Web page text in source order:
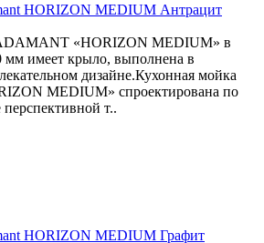
HORIZON MEDIUM Антрацит
«HORIZON MEDIUM» в
мм имеет крыло, выполнена в
дизайне.Кухонная мойка
MEDIUM» спроектирована по
т..
HORIZON MEDIUM Графит